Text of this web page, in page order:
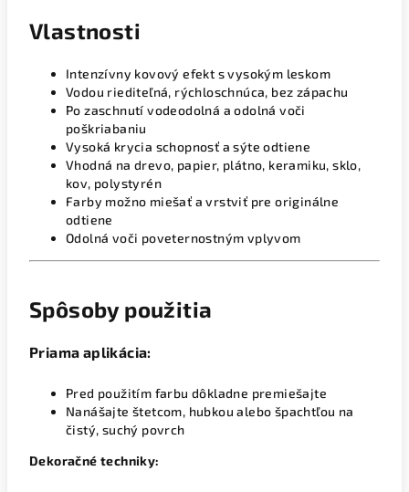
Vlastnosti
Intenzívny kovový efekt s vysokým leskom
Vodou riediteľná, rýchloschnúca, bez zápachu
Po zaschnutí vodeodolná a odolná voči
poškriabaniu
Vysoká krycia schopnosť a sýte odtiene
Vhodná na drevo, papier, plátno, keramiku, sklo,
kov, polystyrén
Farby možno miešať a vrstviť pre originálne
odtiene
Odolná voči poveternostným vplyvom
Spôsoby použitia
Priama aplikácia:
Pred použitím farbu dôkladne premiešajte
Nanášajte štetcom, hubkou alebo špachtľou na
čistý, suchý povrch
Dekoračné techniky: